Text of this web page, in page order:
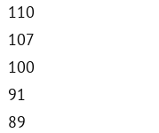
110
107
100
91
89